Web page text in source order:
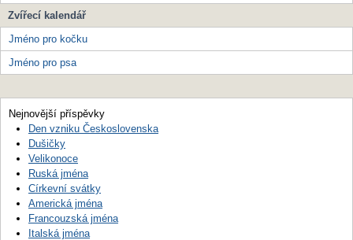
Zvířecí kalendář
Jméno pro kočku
Jméno pro psa
Nejnovější příspěvky
Den vzniku Československa
Dušičky
Velikonoce
Ruská jména
Církevní svátky
Americká jména
Francouzská jména
Italská jména